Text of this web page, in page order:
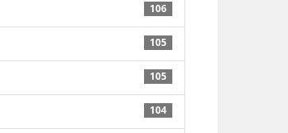
106
105
105
104